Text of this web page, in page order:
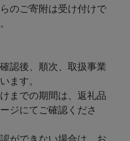
のご寄附は受け付けで
認後、順次、取扱事業
ます。
までの期間は、返礼品
ジにてご確認くださ
ができない場合は、お